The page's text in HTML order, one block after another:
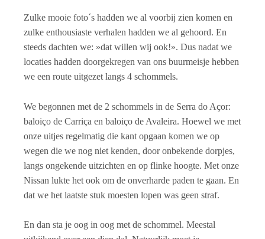
Zulke mooie foto´s hadden we al voorbij zien komen en
zulke enthousiaste verhalen hadden we al gehoord. En
steeds dachten we: »dat willen wij ook!». Dus nadat we
locaties hadden doorgekregen van ons buurmeisje hebben
we een route uitgezet langs 4 schommels.
We begonnen met de 2 schommels in de Serra do Açor:
baloiço de Carriça en baloiço de Avaleira. Hoewel we met
onze uitjes regelmatig die kant opgaan komen we op
wegen die we nog niet kenden, door onbekende dorpjes,
langs ongekende uitzichten en op flinke hoogte. Met onze
Nissan lukte het ook om de onverharde paden te gaan. En
dat we het laatste stuk moesten lopen was geen straf.
En dan sta je oog in oog met de schommel. Meestal